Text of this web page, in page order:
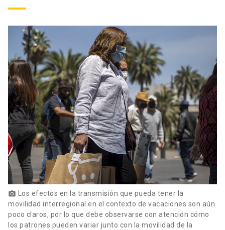
Personal
Alumni launch
Padres y familia
Vecinos launch
Mi Portal UC
Medios Biblioteca launch
Donaciones launch
photo_camera Los efectos en la transmisión que pueda tener la
movilidad interregional en el contexto de vacaciones son aún
poco claros, por lo que debe observarse con atención cómo
los patrones pueden variar junto con la movilidad de la